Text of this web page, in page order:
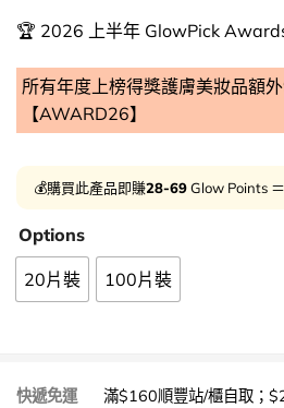
🏆 2026 上半年 GlowPick
所有年度上榜得獎護膚美妝品額
【AWARD26】
💰購買此產品即賺28-69Glow Points ＝
Options
20片裝 100片裝
快遞免運
滿$160順豐站/櫃自取；